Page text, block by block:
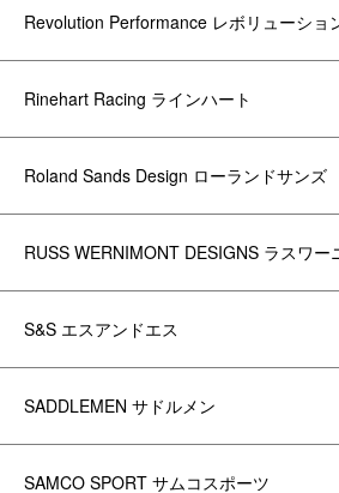
Revolution Performance レボリューショ
Rinehart Racing ラインハート
Roland Sands Design ローランドサンズ
RUSS WERNIMONT DESIGNS ラスワー
S&S エスアンドエス
SADDLEMEN サドルメン
SAMCO SPORT サムコスポーツ